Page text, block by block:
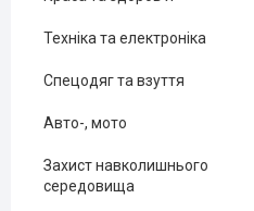
Техніка та електроніка
Спецодяг та взуття
Авто-, мото
Захист навколишнього
середовища